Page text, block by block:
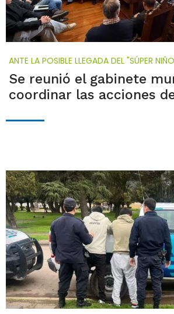
ANTE LA POSIBLE LLEGADA DEL "SÚPER
Se reunió el gabinete
coordinar las acciones